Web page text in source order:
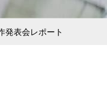
麺ができるまで
オリジナル麺
の開業を
の方
スープ
ある麺を
代表者あいさつ
ラインショップ
表会レポート